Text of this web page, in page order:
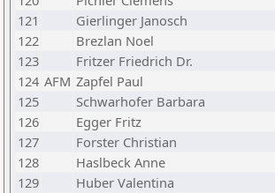
121
Gierlinger Janosch
122
Brezlan Noel
123
Fritzer Friedrich Dr.
124 AFM Zapfel Paul
125
Schwarhofer Barbara
126
Egger Fritz
127
Forster Christian
128
Haslbeck Anne
129
Huber Valentina